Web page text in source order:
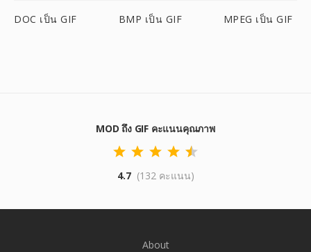
DOC เป็น GIF BMP เป็น GIF MPEG เป็น GIF
MOD ถึง GIF คะแนนคุณภาพ
4.7 (132 คะแนน)
About